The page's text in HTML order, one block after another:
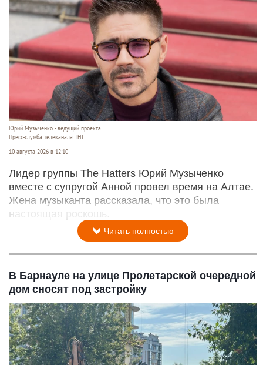
Юрий Музыченко - ведущий проекта.
Пресс-служба телеканала ТНТ.
10 августа 2026 в 12:10
Лидер группы The Hatters Юрий Музыченко
вместе с супругой Анной провел время на Алтае.
Жена музыканта рассказала, что это была
настоящая роскошь.
Читать полностью
В Барнауле на улице Пролетарской очередной
дом сносят под застройку